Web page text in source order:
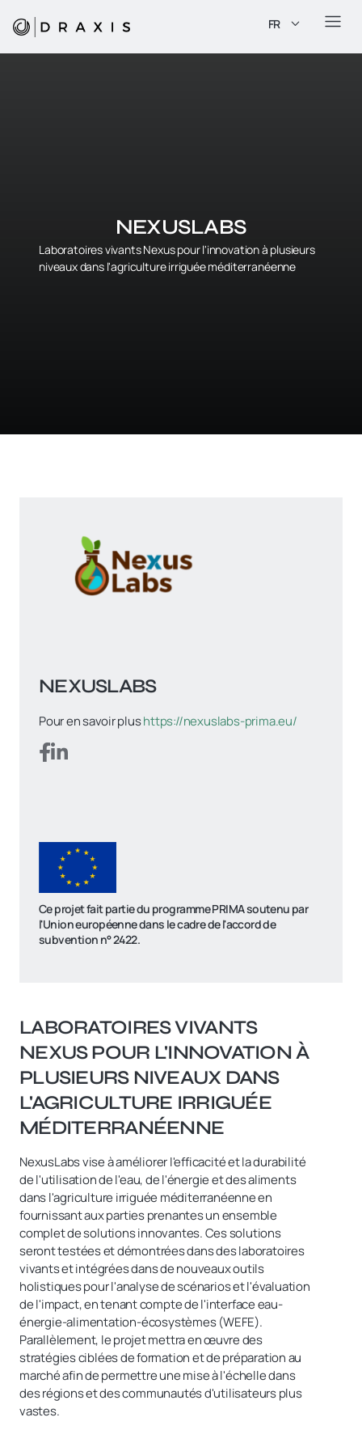
FR
NEXUSLABS
Laboratoires vivants Nexus pour l'innovation à plusieurs
niveaux dans l'agriculture irriguée méditerranéenne
NEXUSLABS
Pour en savoir plushttps://nexuslabs-prima.eu/
Ce projet fait partie du programme PRIMA soutenu par
l'Union européenne dans le cadre de l'accord de
subvention n° 2422.
LABORATOIRES VIVANTS
NEXUS POUR L'INNOVATION À
PLUSIEURS NIVEAUX DANS
L'AGRICULTURE IRRIGUÉE
MÉDITERRANÉENNE
NexusLabsvise à améliorer l'efficacité et la durabilité
de l'utilisation de l'eau, de l'énergie et des aliments
dans l'agriculture irriguée méditerranéenne en
fournissant aux parties prenantes un ensemble
complet de solutions innovantes. Ces solutions
seront testées et démontrées dans des laboratoires
vivants et intégrées dans de nouveaux outils
holistiques pour l'analyse de scénarios et l'évaluation
de l'impact, en tenant compte de l'interface eau-
énergie-alimentation-écosystèmes (WEFE).
Parallèlement, le projet mettra en œuvre des
stratégies ciblées de formation et de préparation au
marché afin de permettre une mise à l'échelle dans
des régions et des communautés d'utilisateurs plus
vastes.